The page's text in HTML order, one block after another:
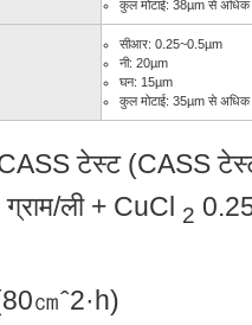
कुल मोटाई: 38µm से अधिक
सीआर: 0.25~0.5µm
नी: 20µm
घन: 15µm
कुल मोटाई: 35µm से अधिक
CASS टेस्ट (CASS
ली + CuCl 2
㎝ˆ2·h)